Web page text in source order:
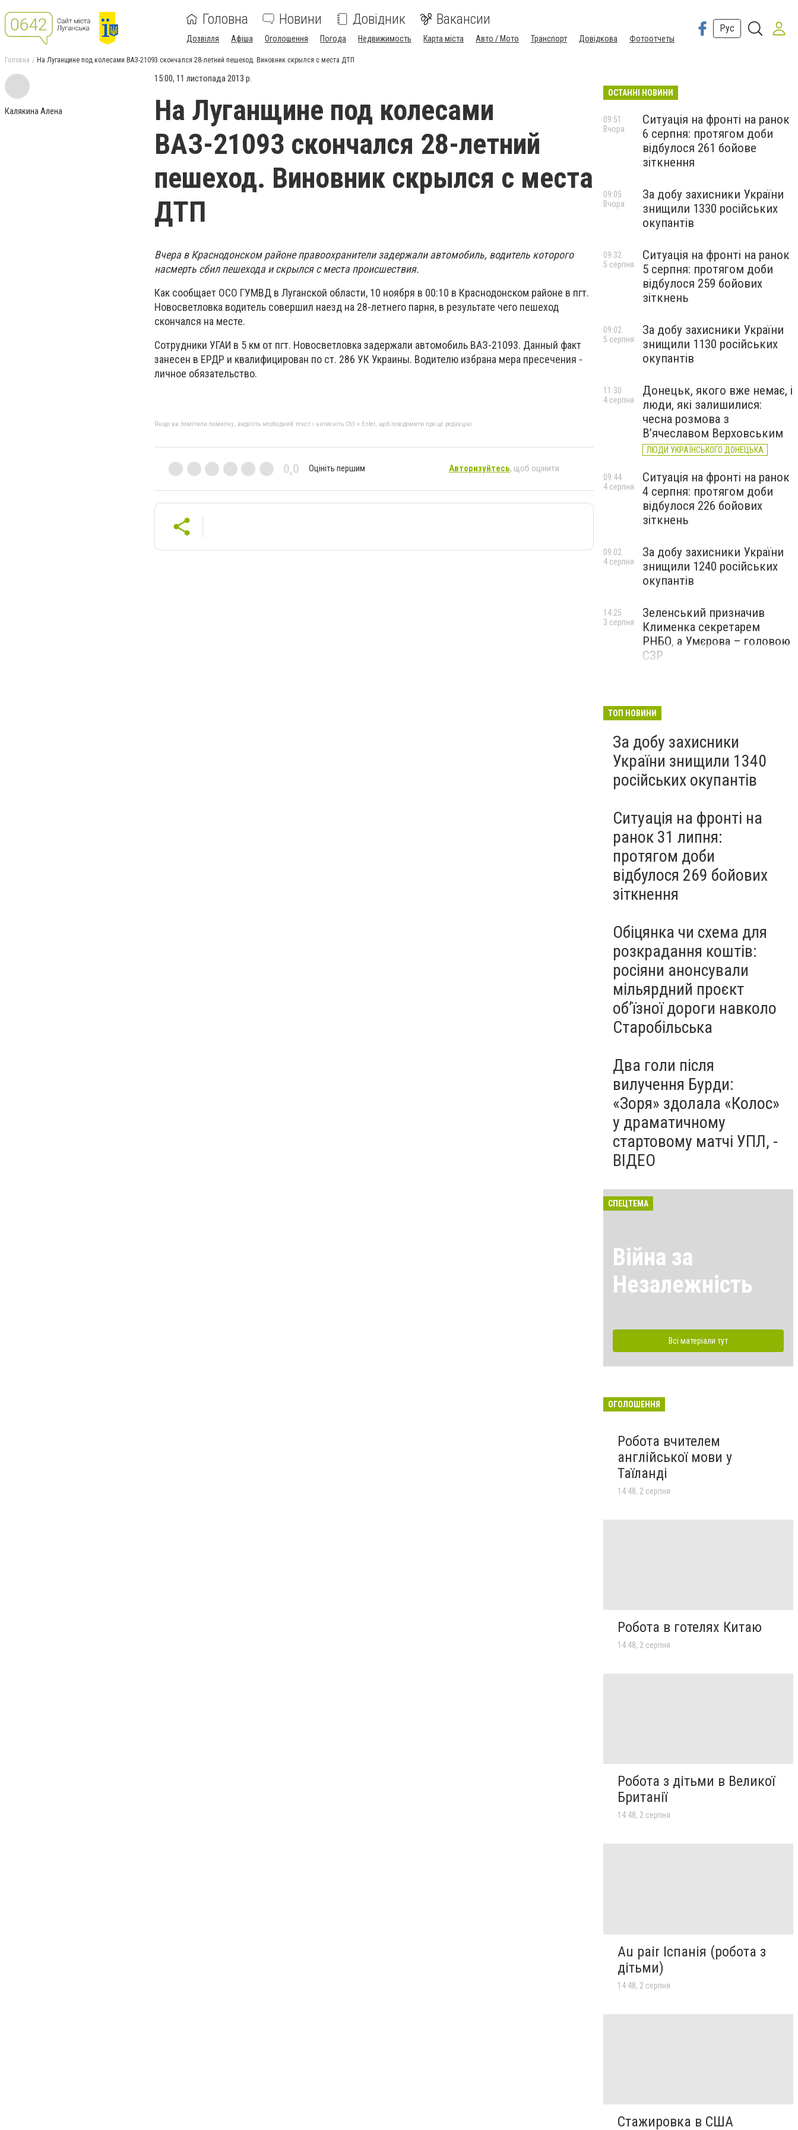
Головна Новини Довідник Вакансии
Дозвілля Афіша Оголошення Погода Недвижимость Карта міста Авто / Мото Транспорт Довідкова Фотоотчеты
Рус
Головна На Луганщине под колесами ВАЗ-21093 скончался 28-летний пешеход. Виновник скрылся с места ДТП
Калякина Алена
15:00, 11 листопада 2013 р.
На Луганщине под колесами
ВАЗ-21093 скончался 28-летний
пешеход. Виновник скрылся с места
ДТП
Вчера в Краснодонском районе правоохранители задержали автомобиль, водитель которого
насмерть сбил пешехода и скрылся с места происшествия.
Как сообщает ОСО ГУМВД в Луганской области, 10 ноября в 00:10 в Краснодонском районе в пгт.
Новосветловка водитель совершил наезд на 28-летнего парня, в результате чего пешеход
скончался на месте.
Сотрудники УГАИ в 5 км от пгт. Новосветловка задержали автомобиль ВАЗ-21093. Данный факт
занесен в ЕРДР и квалифицирован по ст. 286 УК Украины. Водителю избрана мера пресечения -
личное обязательство.
Якщо ви помітили помилку, виділіть необхідний текст і натисніть Ctrl + Enter, щоб повідомити про це редакцію
0,0 Оцініть першим Авторизуйтесь, щоб оцінити
ОСТАННІ НОВИНИ
Ситуація на фронті на ранок
6 серпня: протягом доби
відбулося 261 бойове
зіткнення
09:51
Вчора
За добу захисники України
знищили 1330 російських
окупантів
09:05
Вчора
Ситуація на фронті на ранок
5 серпня: протягом доби
відбулося 259 бойових
зіткнень
09:32
5 серпня
За добу захисники України
знищили 1130 російських
окупантів
09:02
5 серпня
Донецьк, якого вже немає, і
люди, які залишилися:
чесна розмова з
В’ячеславом Верховським
ЛЮДИ УКРАЇНСЬКОГО ДОНЕЦЬКА
11:30
4 серпня
Ситуація на фронті на ранок
4 серпня: протягом доби
відбулося 226 бойових
зіткнень
09:44
4 серпня
За добу захисники України
знищили 1240 російських
окупантів
09:02
4 серпня
Зеленський призначив
Клименка секретарем
РНБО, а Умєрова – головою
СЗР
14:25
3 серпня
ТОП НОВИНИ
За добу захисники
України знищили 1340
російських окупантів
Ситуація на фронті на
ранок 31 липня:
протягом доби
відбулося 269 бойових
зіткнення
Обіцянка чи схема для
розкрадання коштів:
росіяни анонсували
мільярдний проєкт
об’їзної дороги навколо
Старобільська
Два голи після
вилучення Бурди:
«Зоря» здолала «Колос»
у драматичному
стартовому матчі УПЛ, -
ВІДЕО
СПЕЦТЕМА
Війна за
Незалежність
Всі матеріали тут
ОГОЛОШЕННЯ
Робота вчителем
англійської мови у
Таїланді
14:48, 2 серпня
Робота в готелях Китаю
14:48, 2 серпня
Робота з дітьми в Великої
Британії
14:48, 2 серпня
Au pair Іспанія (робота з
дітьми)
14:48, 2 серпня
Стажировка в США